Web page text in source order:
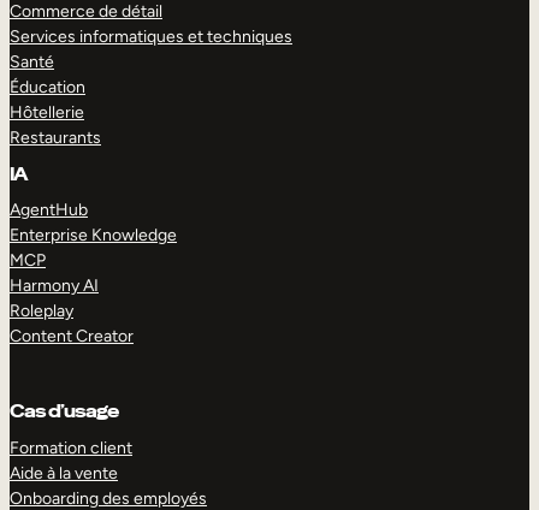
Commerce de détail
Services informatiques et techniques
Santé
Éducation
Hôtellerie
Restaurants
IA
AgentHub
Enterprise Knowledge
MCP
Harmony AI
Roleplay
Content Creator
Cas d’usage
Formation client
Aide à la vente
Onboarding des employés